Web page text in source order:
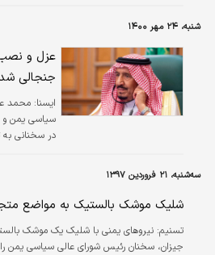
شنبه، ۲۴ مهر ۱۴۰۰
عزل و
جنجالی
ايسنا: محمد
سیاسی یمن و
در سخنانی به
سه‌شنبه، ۲۱ فروردین ۱۳۹۷
شلیک موشک بالستیک به مواضع
تسنیم: نیروهای یمنی با شلیک یک موشک
جیزان، سخنان رئیس شورای عالی سیاسی یمن